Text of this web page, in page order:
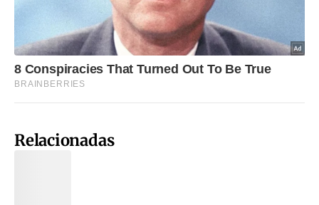
Relacionadas